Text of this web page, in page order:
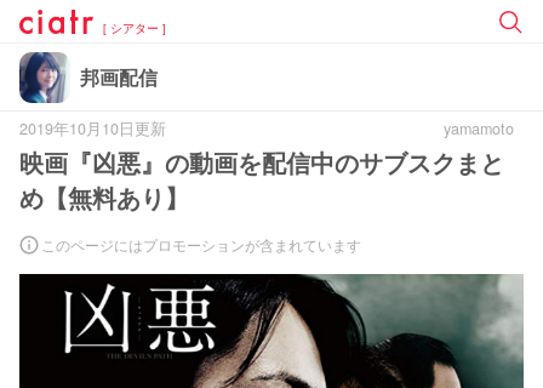
[ シアター ]
邦画配信
2019年10月10日更新 yamamoto
映画『凶悪』の動画を配信中のサブスクまと
め【無料あり】
このページにはプロモーションが含まれています